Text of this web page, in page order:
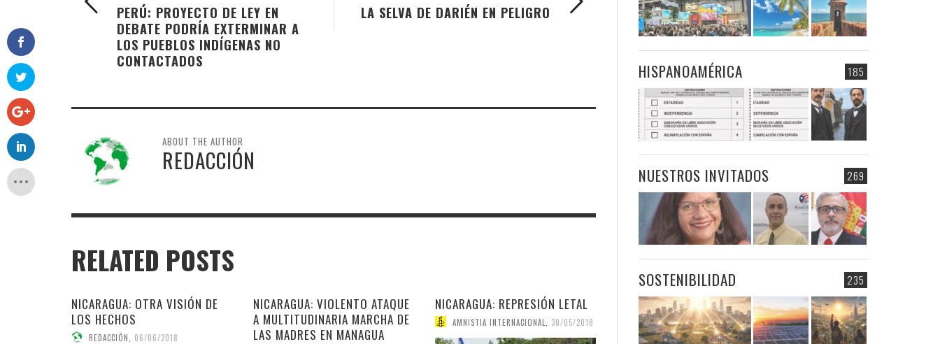
LA SELVA DE DARIÉN EN PELIGRO
PERÚ: PROYECTO DE LEY EN
DEBATE PODRÍA EXTERMINAR A
LOS PUEBLOS INDÍGENAS NO
CONTACTADOS
ABOUT THE AUTHOR
REDACCIÓN
RELATED POSTS
NICARAGUA: OTRA VISIÓN DE
LOS HECHOS
REDACCIÓN 06/06/2018
NICARAGUA: VIOLENTO ATAQUE
A MULTITUDINARIA MARCHA DE
LAS MADRES EN MANAGUA
NICARAGUA: REPRESIÓN LETAL
AMNISTIA INTERNACIONAL 30/05/2018
185
HISPANOAMÉRICA
269
NUESTROS INVITADOS
235
SOSTENIBILIDAD